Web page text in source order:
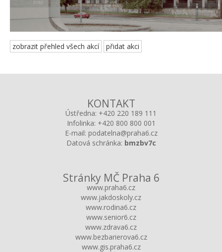
zobrazit přehled všech akcí přidat akci
KONTAKT
Ústředna: +420 220 189 111
Infolinka: +420 800 800 001
E-mail: podatelna@praha6.cz
Datová schránka: bmzbv7c
Stránky MČ Praha 6
www.praha6.cz
www.jakdoskoly.cz
www.rodina6.cz
www.senior6.cz
www.zdrava6.cz
www.bezbarierova6.cz
www.gis.praha6.cz